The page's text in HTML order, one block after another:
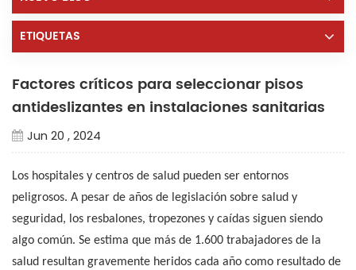
ETIQUETAS
Factores críticos para seleccionar pisos
antideslizantes en instalaciones sanitarias
Jun 20 , 2024
Los hospitales y centros de salud pueden ser entornos
peligrosos. A pesar de años de legislación sobre salud y
seguridad, los resbalones, tropezones y caídas siguen siendo
algo común. Se estima que más de 1.600 trabajadores de la
salud resultan gravemente heridos cada año como resultado de